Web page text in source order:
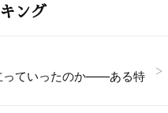
ング
っていったのか——ある特